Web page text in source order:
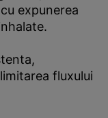
expunerea
fluxului